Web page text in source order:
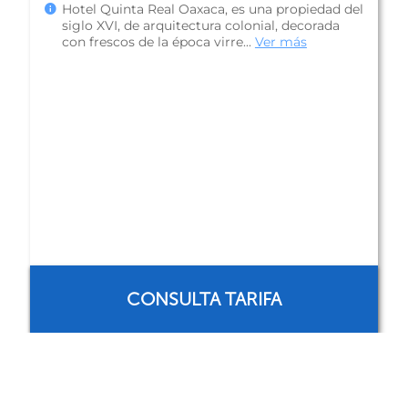
Hotel Quinta Real Oaxaca, es una propiedad del
siglo XVI, de arquitectura colonial, decorada
con frescos de la época virre... Ver más
CONSULTA TARIFA